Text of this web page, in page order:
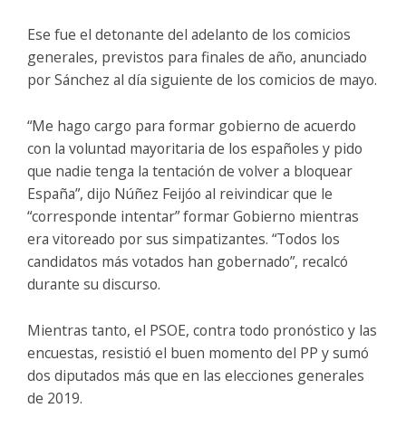
Ese fue el detonante del adelanto de los comicios
generales, previstos para finales de año, anunciado
por Sánchez al día siguiente de los comicios de mayo.
“Me hago cargo para formar gobierno de acuerdo
con la voluntad mayoritaria de los españoles y pido
que nadie tenga la tentación de volver a bloquear
España”, dijo Núñez Feijóo al reivindicar que le
“corresponde intentar” formar Gobierno mientras
era vitoreado por sus simpatizantes. “Todos los
candidatos más votados han gobernado”, recalcó
durante su discurso.
Mientras tanto, el PSOE, contra todo pronóstico y las
encuestas, resistió el buen momento del PP y sumó
dos diputados más que en las elecciones generales
de 2019.